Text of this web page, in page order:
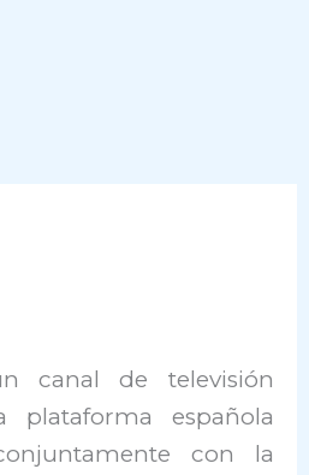
canal de televisión
plataforma española
con la